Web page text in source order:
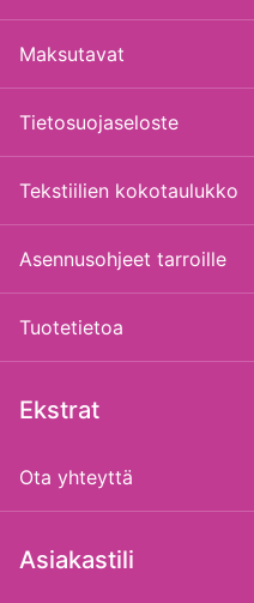
Maksutavat
Tietosuojaseloste
Tekstiilien kokotaulukko
Asennusohjeet tarroille
Tuotetietoa
Ekstrat
Ota yhteyttä
Asiakastili